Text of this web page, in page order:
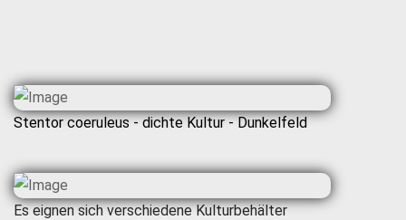
Stentor coeruleus - dichte Kultur - Dunkelfeld
Es eignen sich verschiedene Kulturbehälter